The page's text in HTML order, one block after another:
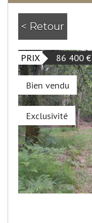
< Retour
PRIX 86 400 €
Bien vendu
Exclusivité